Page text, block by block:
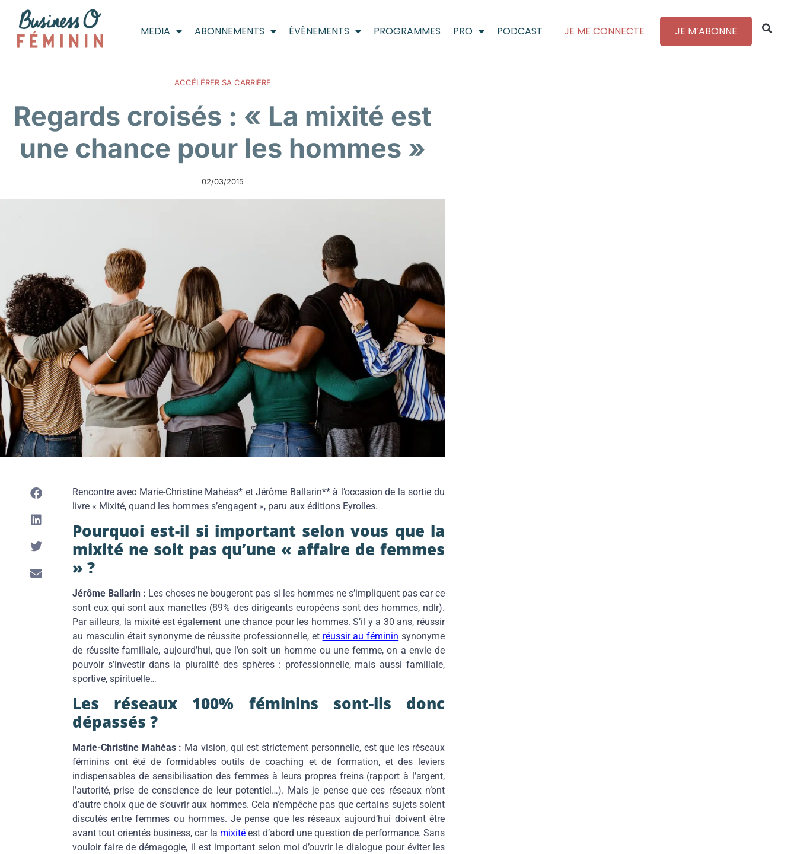
MEDIA ABONNEMENTS ÉVÈNEMENTS PROGRAMMES PRO PODCAST JE ME CONNECTE JE M’ABONNE
ACCÉLÉRER SA CARRIÈRE
Regards croisés : « La mixité est
une chance pour les hommes »
02/03/2015
Rencontre avec Marie-Christine Mahéas* et Jérôme Ballarin** à l’occasion de la sortie du
livre « Mixité, quand les hommes s’engagent », paru aux éditions Eyrolles.
Pourquoi est-il si important selon vous que la
mixité ne soit pas qu’une « affaire de femmes
» ?
Jérôme Ballarin : Les choses ne bougeront pas si les hommes ne s’impliquent pas car ce
sont eux qui sont aux manettes (89% des dirigeants européens sont des hommes, ndlr).
Par ailleurs, la mixité est également une chance pour les hommes. S’il y a 30 ans, réussir
au masculin était synonyme de réussite professionnelle, et réussir au féminin synonyme
de réussite familiale, aujourd’hui, que l’on soit un homme ou une femme, on a envie de
pouvoir s’investir dans la pluralité des sphères : professionnelle, mais aussi familiale,
sportive, spirituelle…
Les réseaux 100% féminins sont-ils donc
dépassés ?
Marie-Christine Mahéas : Ma vision, qui est strictement personnelle, est que les réseaux
féminins ont été de formidables outils de coaching et de formation, et des leviers
indispensables de sensibilisation des femmes à leurs propres freins (rapport à l’argent,
l’autorité, prise de conscience de leur potentiel…). Mais je pense que ces réseaux n’ont
d’autre choix que de s’ouvrir aux hommes. Cela n’empêche pas que certains sujets soient
discutés entre femmes ou hommes. Je pense que les réseaux aujourd’hui doivent être
avant tout orientés business, car la mixité est d’abord une question de performance. Sans
vouloir faire de démagogie, il est important selon moi d’ouvrir le dialogue pour éviter les